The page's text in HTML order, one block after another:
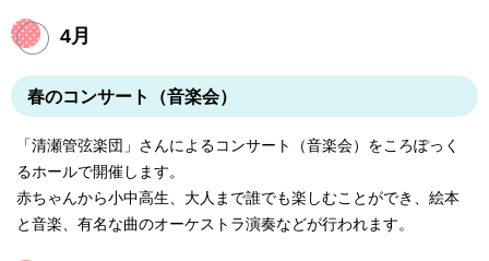
4月
春のコンサート（音楽会）
「清瀬管弦楽団」さんによるコンサート（音楽会）をころぽっく
るホールで開催します。
赤ちゃんから小中高生、大人まで誰でも楽しむことができ、絵本
と音楽、有名な曲のオーケストラ演奏などが行われます。